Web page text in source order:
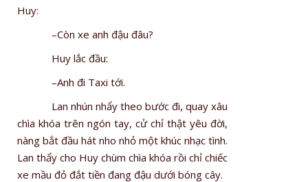
Huy:
–Còn xe anh đậu đâu?
Huy lắc đầu:
–Anh đi Taxi tới.
Lan nhún nhẩy theo bước đi, quay xâu
chìa khóa trên ngón tay, cử chỉ thật yêu đời,
nàng bắt đầu hát nho nhỏ một khúc nhạc tình.
Lan thẩy cho Huy chùm chìa khóa rồi chỉ chiếc
xe mầu đỏ đắt tiền đang đậu dưới bóng cây.